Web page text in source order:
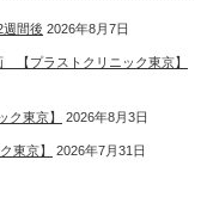
間後 2026年8月7日
プラストクリニック東京】
東京】 2026年8月3日
東京】 2026年7月31日